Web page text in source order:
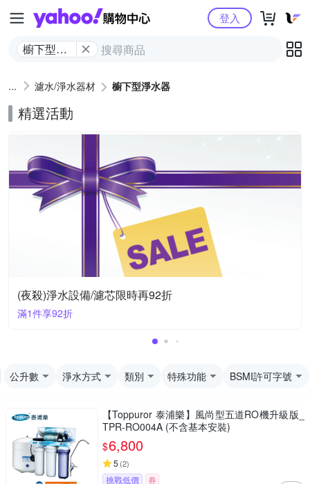
Yahoo購物中心
櫥下型淨
登入
濾水/淨水器材 櫥下型淨水器
精選活動
(夜殺)淨水設備/濾芯限時再92折
滿1件享92折
公升數 淨水方式 類別 特殊功能 BSMI許可字號
【Toppuror 泰浦樂】風尚型五道RO機升級版_
TPR-RO004A (不含基本安裝)
$6,800
5 (2)
挑戰低價 券